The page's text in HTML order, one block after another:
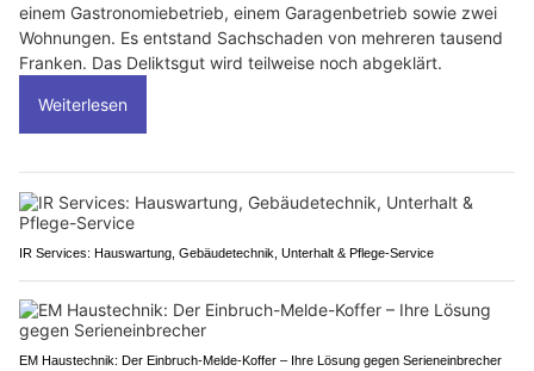
einem Gastronomiebetrieb, einem Garagenbetrieb sowie zwei
Wohnungen. Es entstand Sachschaden von mehreren tausend
Franken. Das Deliktsgut wird teilweise noch abgeklärt.
Weiterlesen
IR Services: Hauswartung, Gebäudetechnik, Unterhalt & Pflege-Service
EM Haustechnik: Der Einbruch-Melde-Koffer – Ihre Lösung gegen Serieneinbrecher